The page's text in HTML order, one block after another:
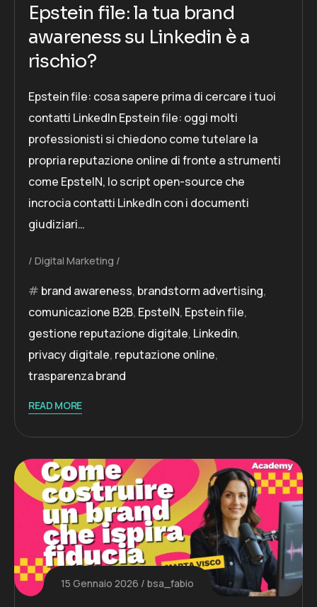
Epstein file: la tua brand
awareness su Linkedin è a
rischio?
Epstein file: cosa sapere prima di cercare i tuoi
contatti LinkedIn Epstein file: oggi molti
professionisti si chiedono come tutelare la
propria reputazione online di fronte a strumenti
come EpsteIN, lo script open-source che
incrocia contatti LinkedIn con i documenti
giudiziari…
Digital Marketing
brand awareness, brandstorm advertising,
comunicazione B2B, EpsteIN, Epstein file,
gestione reputazione digitale, Linkedin,
privacy digitale, reputazione online,
trasparenza brand
READ MORE
15 Gennaio 2026 bsa_fabio